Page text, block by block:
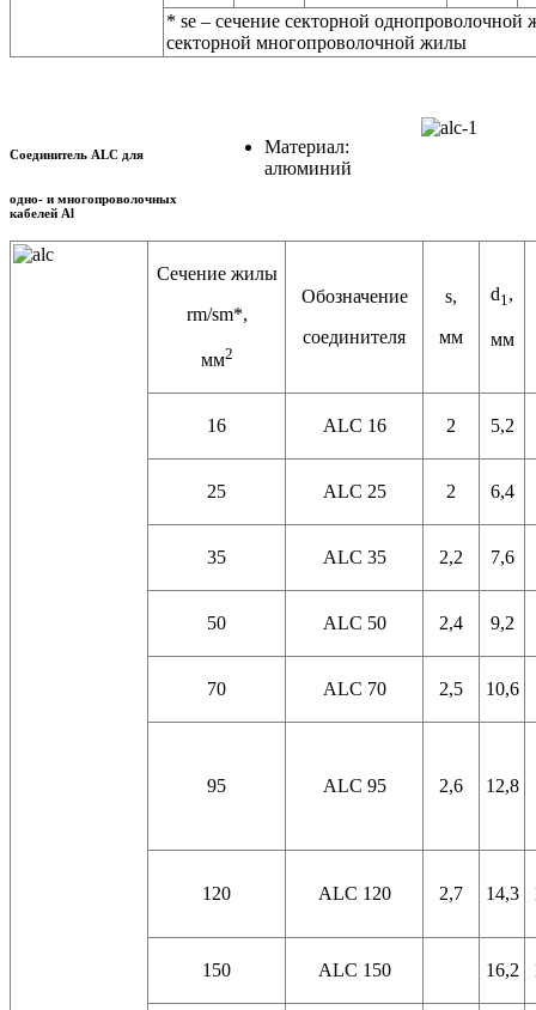
* se – сечение секторной
секторной многопроволочной жилы
Соединитель ALC для
одно- и многопроволочных
кабелей Al
Материал:
алюминий
Сечение жилы
rm/sm*,
мм2
Обозначение
соединителя
s,
мм
d1,
мм
16 ALC 16 2 5,2
25 ALC 25 2 6,4
35 ALC 35 2,2 7,6
50 ALC 50 2,4 9,2
70 ALC 70 2,5 10,6
95 ALC 95 2,6 12,8
120 ALC 120 2,7 14,3
150 ALC 150 16,2